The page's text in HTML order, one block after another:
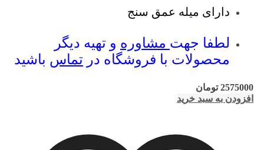
دارای میله عمق سنج
لطفا جهت مشاوره و تهیه دیگر
محصولات با فروشگاه در تماس باشید
2575000 تومان
افزودن به سبد خرید